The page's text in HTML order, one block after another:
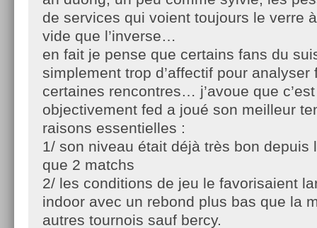
de services qui voient toujours le verre
vide que l’inverse…
en fait je pense que certains fans du
simplement trop d’affectif pour analyser
certaines rencontres… j’avoue que
objectivement fed a joué son meilleur
raisons essentielles :
1/ son niveau était déjà très bon depuis
que 2 matchs
2/ les conditions de jeu le favorisaient
indoor avec un rebond plus bas que la
autres tournois sauf bercy.